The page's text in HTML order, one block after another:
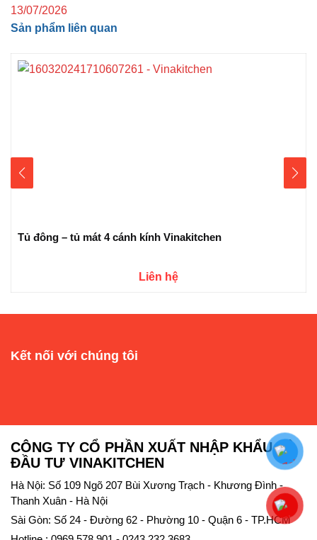
13/07/2026
Sản phẩm liên quan
Tủ đông – tủ mát 4 cánh kính Vinakitchen
Liên hệ
Kết nối với chúng tôi
CÔNG TY CỔ PHẦN XUẤT NHẬP KHẨU VÀ
ĐẦU TƯ VINAKITCHEN
Hà Nội: Số 109 Ngõ 207 Bùi Xương Trạch - Khương Đình -
Thanh Xuân - Hà Nội
Sài Gòn: Số 24 - Đường 62 - Phường 10 - Quận 6 - TP.HCM